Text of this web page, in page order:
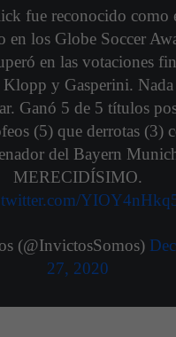
fue reconocido como
en los Globe Soccer
en las votaciones
Klopp y Gasperini. Nada
Ganó 5 de 5 títulos
(5) que derrotas (3)
del Bayern
MERECIDÍSIMO.
(@InvictosSomos)
27, 2020